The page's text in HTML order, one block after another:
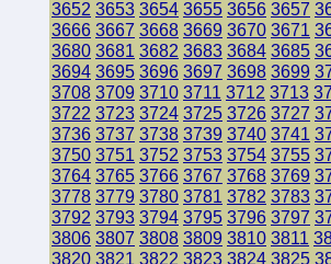
3652 3653 3654 3655 3656 3657
3666 3667 3668 3669 3670 3671
3680 3681 3682 3683 3684 3685
3694 3695 3696 3697 3698 3699
3708 3709 3710 3711 3712 3713
3722 3723 3724 3725 3726 3727
3736 3737 3738 3739 3740 3741
3750 3751 3752 3753 3754 3755
3764 3765 3766 3767 3768 3769
3778 3779 3780 3781 3782 3783
3792 3793 3794 3795 3796 3797
3806 3807 3808 3809 3810 3811
3820 3821 3822 3823 3824 3825